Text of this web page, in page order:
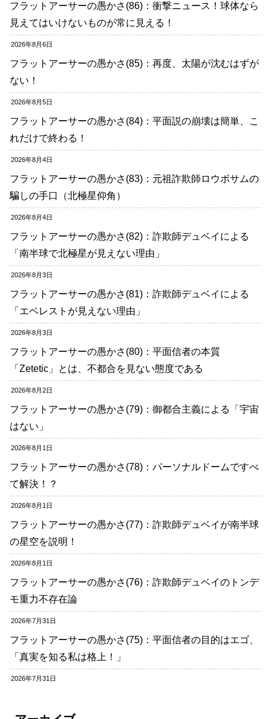
フラットアーサーの愚かさ(86)：衝撃ニュース！球体なら
見えてはいけないものが常に見える！
2026年8月6日
フラットアーサーの愚かさ(85)：再度、太陽が沈むはずが
ない！
2026年8月5日
フラットアーサーの愚かさ(84)：平面説の崩壊は簡単、こ
れだけで終わる！
2026年8月4日
フラットアーサーの愚かさ(83)：元祖詐欺師ロウボサムの
騙しの手口（北極星仰角）
2026年8月4日
フラットアーサーの愚かさ(82)：詐欺師デュベイによる
「南半球で北極星が見えない理由」
2026年8月3日
フラットアーサーの愚かさ(81)：詐欺師デュベイによる
「エベレストが見えない理由」
2026年8月3日
フラットアーサーの愚かさ(80)：平面信者の本質
「Zetetic」とは、不都合を見ない態度である
2026年8月2日
フラットアーサーの愚かさ(79)：御都合主義による「宇宙
はない」
2026年8月1日
フラットアーサーの愚かさ(78)：パーソナルドームですべ
て解決！？
2026年8月1日
フラットアーサーの愚かさ(77)：詐欺師デュベイが南半球
の星空を説明！
2026年8月1日
フラットアーサーの愚かさ(76)：詐欺師デュベイのトンデ
モ重力不存在論
2026年7月31日
フラットアーサーの愚かさ(75)：平面信者の目的はエゴ、
「真実を知る私は格上！」
2026年7月31日